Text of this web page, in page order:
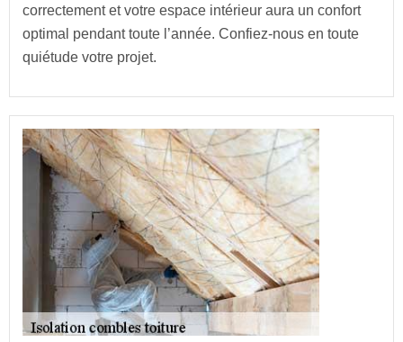
correctement et votre espace intérieur aura un confort
optimal pendant toute l’année. Confiez-nous en toute
quiétude votre projet.